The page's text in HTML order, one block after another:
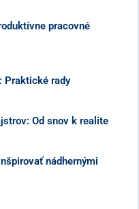
pracovné
Praktické rady
Od snov k realite
nádhernými